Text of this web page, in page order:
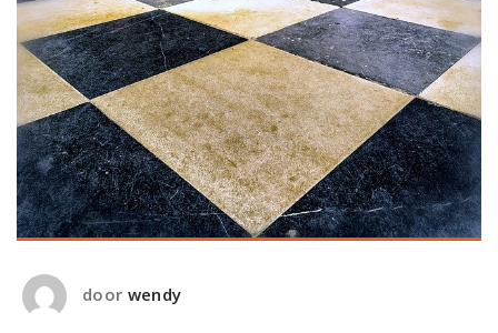
door wendy